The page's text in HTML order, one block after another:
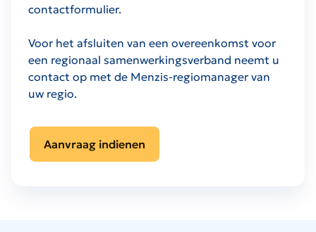
contactformulier.
Voor het afsluiten van een overeenkomst voor
een regionaal samenwerkingsverband neemt u
contact op met de Menzis-regiomanager van
uw regio.
Aanvraag indienen